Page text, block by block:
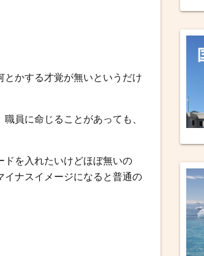
かする才覚が無いというだけ
員に命じることがあっても、
ドを入れたいけどほぼ無いの
ナスイメージになると普通の